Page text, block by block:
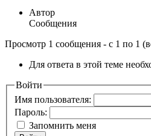
Автор
Сообщения
Просмотр 1 сообщения - с 1 по 1
Для ответа в этой теме
Войти
Имя пользователя:
Пароль:
Запомнить меня